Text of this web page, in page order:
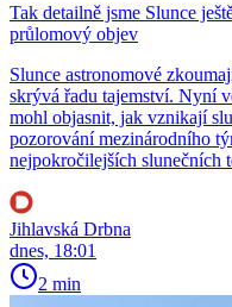
Tak detailně jsme Slunce
průlomový objev
Slunce astronomové
skrývá řadu tajemství. Nyní
mohl objasnit, jak vznikají
pozorování mezinárodního
nejpokročilejších slunečních
Jihlavská Drbna
dnes, 18:01
2 min